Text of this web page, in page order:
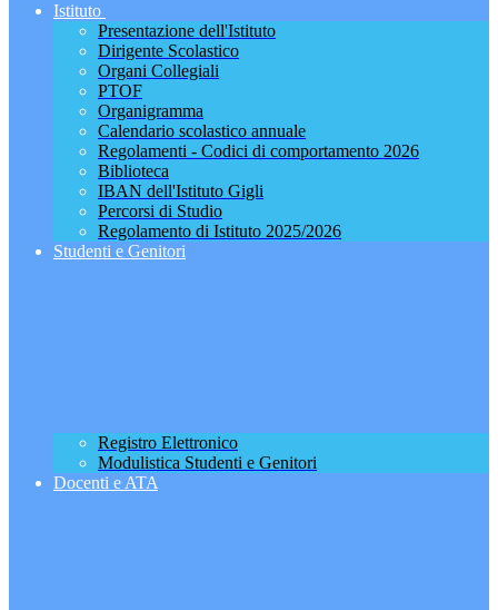
Istituto
Presentazione dell'Istituto
Dirigente Scolastico
Organi Collegiali
PTOF
Organigramma
Calendario scolastico annuale
Regolamenti - Codici di comportamento 2026
Biblioteca
IBAN dell'Istituto Gigli
Percorsi di Studio
Regolamento di Istituto 2025/2026
Studenti e Genitori
Registro Elettronico
Modulistica Studenti e Genitori
Docenti e ATA